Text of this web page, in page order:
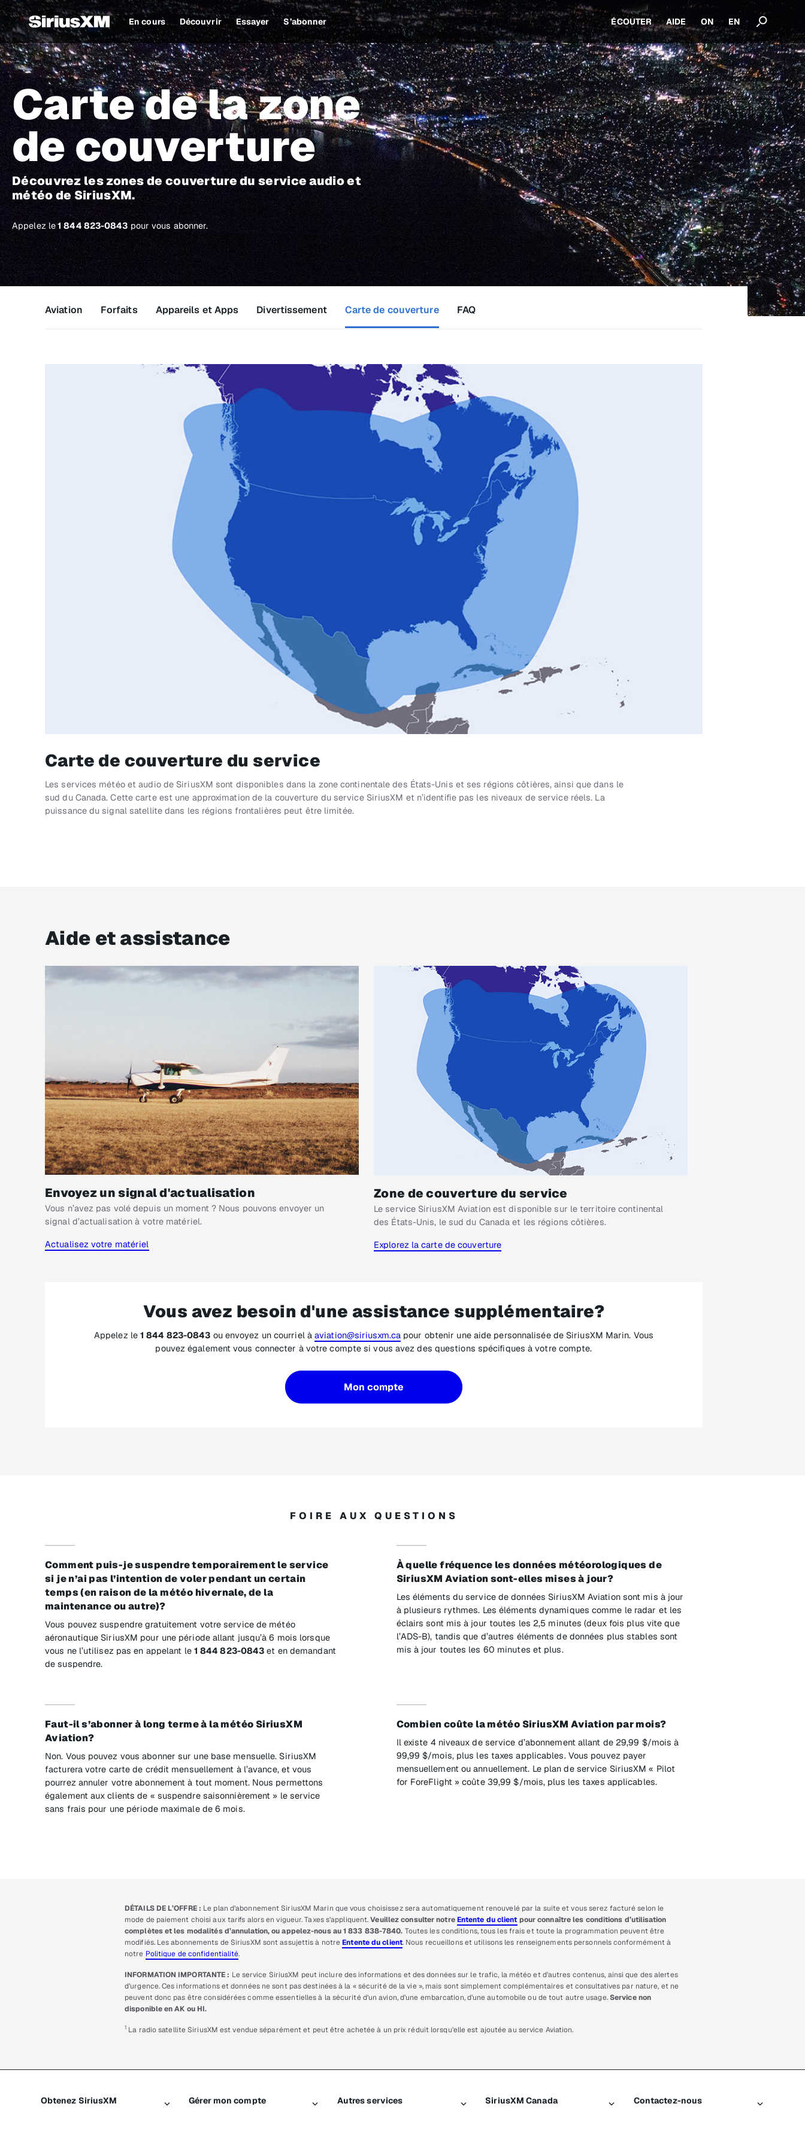
En cours Découvrir Essayer S’abonner ÉCOUTER AIDE ON EN
Carte de la zone
de couverture
Découvrez les zones de couverture du service audio et
météo de SiriusXM.
Appelez le1 844 823-0843 pour vous abonner.
Aviation Forfaits Appareils et Apps Divertissement Carte de couverture FAQ
Carte de couverture du service
Les services météo et audio de SiriusXM sont disponibles dans la zone continentale des États-Unis et ses régions côtières, ainsi que dans le
sud du Canada. Cette carte est une approximation de la couverture du service SiriusXM et n’identifie pas les niveaux de service réels. La
puissance du signal satellite dans les régions frontalières peut être limitée.
Aide et assistance​
Envoyez un signal d'actualisation
Vous n’avez pas volé depuis un moment ? Nous pouvons envoyer un
signal d’actualisation à votre matériel.
Actualisez votre matériel
Zone de couverture du service
Le service SiriusXM Aviation est disponible sur le territoire continental
des États-Unis, le sud du Canada et les régions côtières.
Explorez la carte de couverture
Vous avez besoin d'une assistance supplémentaire?
Appelez le1 844 823-0843 ou envoyez un courriel àaviation@siriusxm.ca pour obtenir une aide personnalisée de SiriusXM Marin. Vous
pouvez également vous connecter à votre compte si vous avez des questions spécifiques à votre compte.
Mon compte
FOIRE AUX QUESTIONS
Comment puis-je suspendre temporairement le service
si je n’ai pas l’intention de voler pendant un certain
temps (en raison de la météo hivernale, de la
maintenance ou autre)?
Vous pouvez suspendre gratuitement votre service de météo
aéronautique SiriusXM pour une période allant jusqu’à 6 mois lorsque
vous ne l’utilisez pas en appelant le 1 844 823-0843 et en demandant
de suspendre.
À quelle fréquence les données météorologiques de
SiriusXM Aviation sont-elles mises à jour?
Les éléments du service de données SiriusXM Aviation sont mis à jour
à plusieurs rythmes. Les éléments dynamiques comme le radar et les
éclairs sont mis à jour toutes les 2,5 minutes (deux fois plus vite que
l’ADS-B), tandis que d’autres éléments de données plus stables sont
mis à jour toutes les 60 minutes et plus.
Faut-il s’abonner à long terme à la météo SiriusXM
Aviation?
Non. Vous pouvez vous abonner sur une base mensuelle. SiriusXM
facturera votre carte de crédit mensuellement à l’avance, et vous
pourrez annuler votre abonnement à tout moment. Nous permettons
également aux clients de « suspendre saisonnièrement » le service
sans frais pour une période maximale de 6 mois.
Combien coûte la météo SiriusXM Aviation par mois?
Il existe 4 niveaux de service d’abonnement allant de 29,99 $/mois à
99,99 $/mois, plus les taxes applicables. Vous pouvez payer
mensuellement ou annuellement. Le plan de service SiriusXM « Pilot
for ForeFlight » coûte 39,99 $/mois, plus les taxes applicables.
DÉTAILS DE L’OFFRE : Le plan d’abonnement SiriusXM Marin que vous choisissez sera automatiquement renouvelé par la suite et vous serez facturé selon le
mode de paiement choisi aux tarifs alors en vigueur. Taxes s’appliquent.Veuillez consulter notreEntente du client pour connaître les conditions d’utilisation
complètes et les modalités d’annulation, ou appelez-nous au 1 833 838-7840. Toutes les conditions, tous les frais et toute la programmation peuvent être
modifiés. Les abonnements de SiriusXM sont assujettis à notreEntente du client. Nous recueillons et utilisons les renseignements personnels conformément à
notre Politique de confidentialité.
INFORMATION IMPORTANTE : Le service SiriusXM peut inclure des informations et des données sur le trafic, la météo et d’autres contenus, ainsi que des alertes
d’urgence. Ces informations et données ne sont pas destinées à la « sécurité de la vie », mais sont simplement complémentaires et consultatives par nature, et ne
peuvent donc pas être considérées comme essentielles à la sécurité d’un avion, d’une embarcation, d’une automobile ou de tout autre usage.Service non
disponible en AK ou HI.
1 La radio satellite SiriusXM est vendue séparément et peut être achetée à un prix réduit lorsqu’elle est ajoutée au service Aviation.
Obtenez SiriusXM Gérer mon compte Autres services SiriusXM Canada Contactez-nous